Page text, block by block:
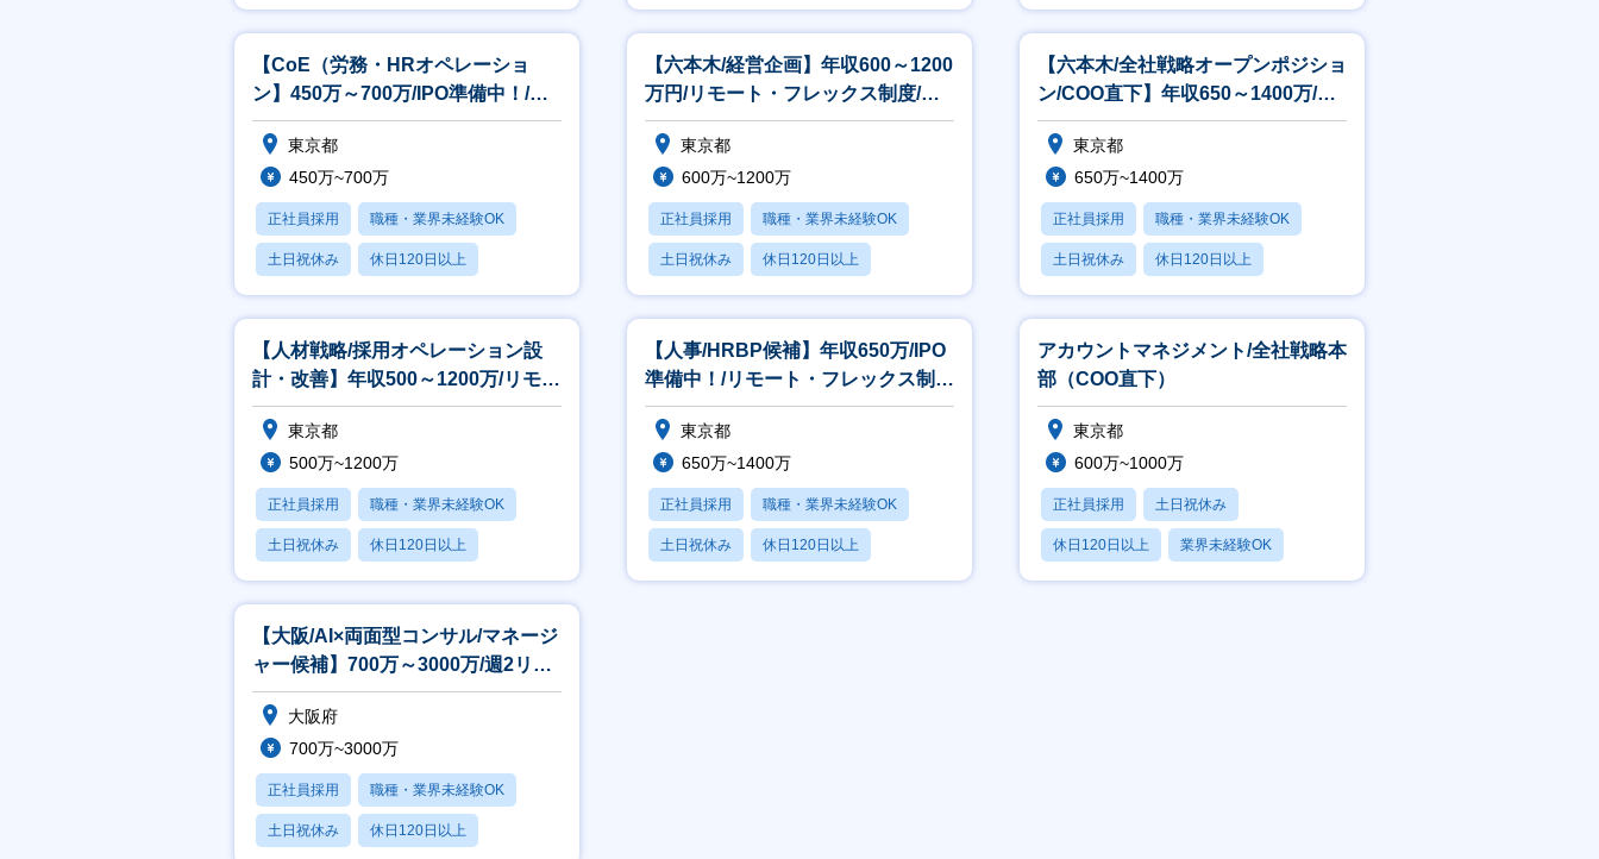
月残業20時間以内 転勤なし 休日120日以上
【CoE（労務・HRオペレーショ
ン】450万～700万/IPO準備中！/リ
モート・フレックス制度あり
東京都
450万~700万
正社員採用 職種・業界未経験OK
土日祝休み 休日120日以上
転勤なし
【六本木/経営企画】年収600～1200
万円/リモート・フレックス制度/土
日祝休み
東京都
600万~1200万
正社員採用 職種・業界未経験OK
土日祝休み 休日120日以上
転勤なし
【六本木/全社戦略オープンポジショ
ン/COO直下】年収650～1400万/リ
モート・フレックス制度
東京都
650万~1400万
正社員採用 職種・業界未経験OK
土日祝休み 休日120日以上
月残業20時間以内
【人材戦略/採用オペレーション設
計・改善】年収500～1200万/リモー
ト・フレックス制度あり
東京都
500万~1200万
正社員採用 職種・業界未経験OK
土日祝休み 休日120日以上
転勤なし
【人事/HRBP候補】年収650万/IPO
準備中！/リモート・フレックス制度
あり
東京都
650万~1400万
正社員採用 職種・業界未経験OK
土日祝休み 休日120日以上
転勤なし
アカウントマネジメント/全社戦略本
部（COO直下）
東京都
600万~1000万
正社員採用 土日祝休み
休日120日以上 業界未経験OK
月残業20時間以内
【大阪/AI×両面型コンサル/マネージ
ャー候補】700万～3000万/週2リモ
ート/フレックス制度
大阪府
700万~3000万
正社員採用 職種・業界未経験OK
土日祝休み 休日120日以上